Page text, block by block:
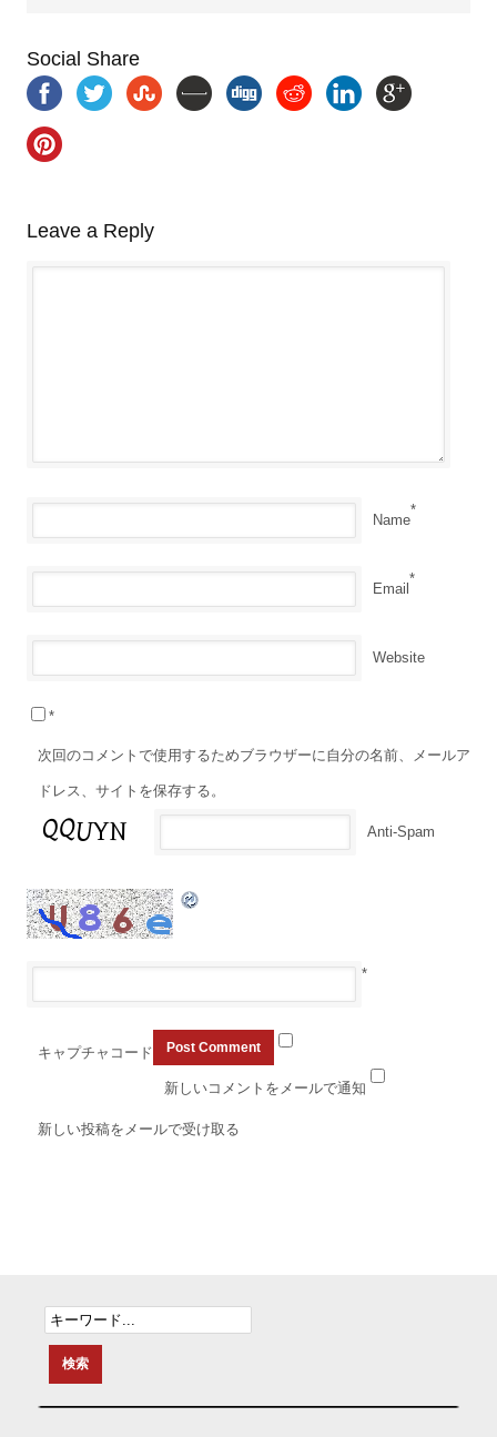
Social Share
Leave a Reply
Name
*
Email
*
Website
次回のコメントで使用するためブラウザーに自分の名前、メールア
ドレス、サイトを保存する。
Anti-Spam
*
キャプチャコード
*
新しいコメントをメールで通知
新しい投稿をメールで受け取る